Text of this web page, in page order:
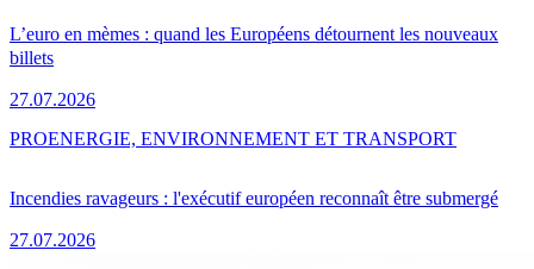
L’euro en mèmes : quand les Européens détournent les nouveaux
billets
27.07.2026
Incendies ravageurs : l'exécutif européen reconnaît être submergé
27.07.2026
PROENERGIE, ENVIRONNEMENT ET TRANSPORT